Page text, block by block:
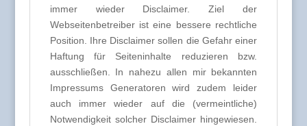
immer wieder Disclaimer. Ziel der
Webseitenbetreiber ist eine bessere rechtliche
Position. Ihre Disclaimer sollen die Gefahr einer
Haftung für Seiteninhalte reduzieren bzw.
ausschließen. In nahezu allen mir bekannten
Impressums Generatoren wird zudem leider
auch immer wieder auf die (vermeintliche)
Notwendigkeit solcher Disclaimer hingewiesen.